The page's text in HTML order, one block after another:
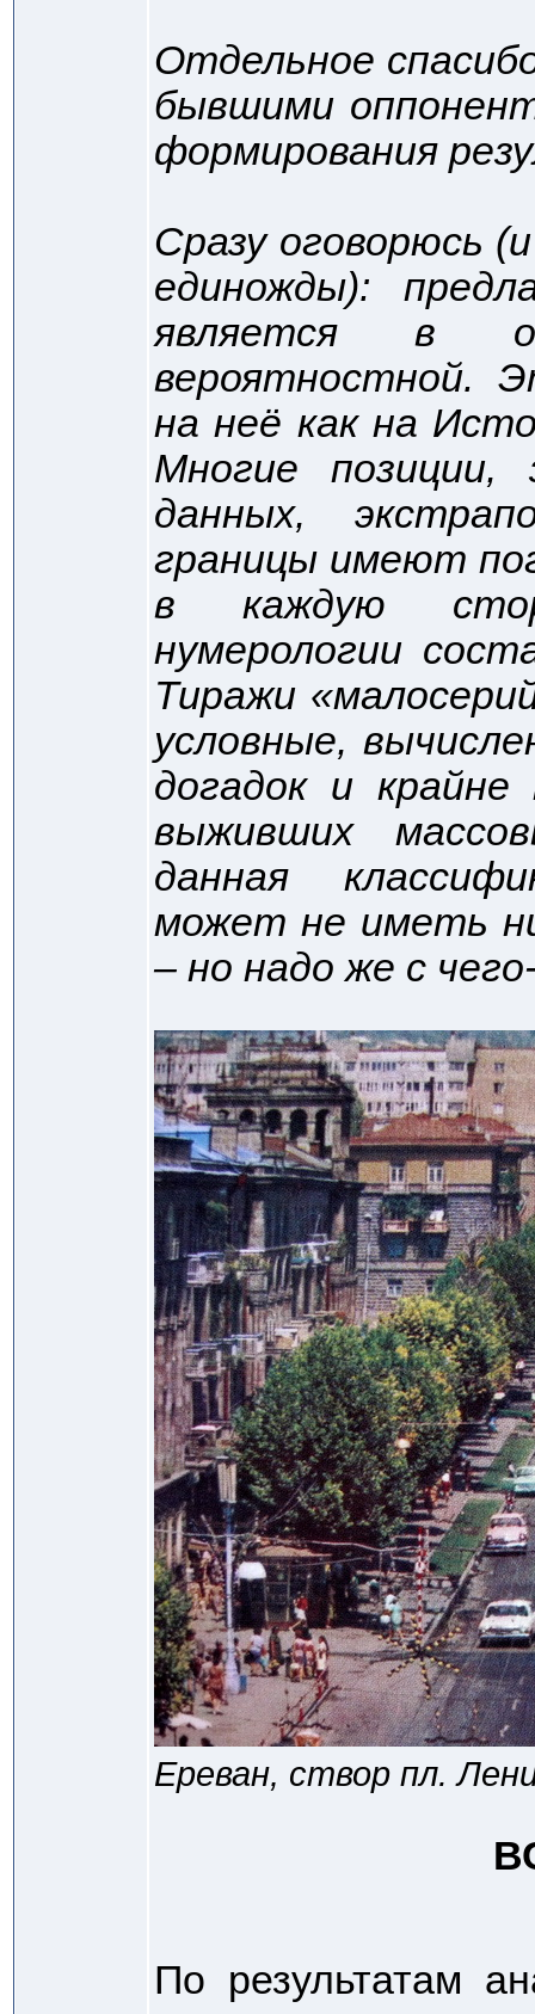
Отдельное
бывшими
формирования
Сразу оговорюсь
единожды):
является в
вероятностной.
на неё как на
Многие позиции,
данных,
границы имеют
в каждую
нумерологии
Тиражи
условные,
догадок и крайне
выживших
данная
может не иметь
– но надо же с
Ереван, створ пл.
По результатам